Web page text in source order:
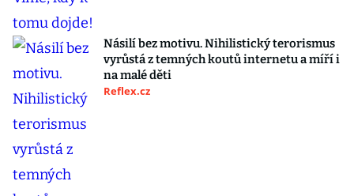
Násilí bez motivu. Nihilistický terorismus
vyrůstá z temných koutů internetu a míří i
na malé děti
Reflex.cz